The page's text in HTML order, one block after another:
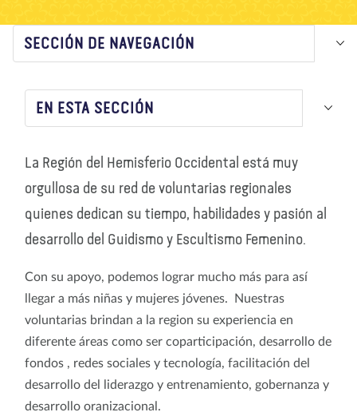
SECCIÓN DE NAVEGACIÓN
EN ESTA SECCIÓN
La Región del Hemisferio Occidental está muy
orgullosa de su red de voluntarias regionales
quienes dedican su tiempo, habilidades y pasión al
desarrollo del Guidismo y Escultismo Femenino.
Con su apoyo, podemos lograr mucho más para así
llegar a más niñas y mujeres jóvenes. Nuestras
voluntarias brindan a la region su experiencia en
diferente áreas como ser coparticipación, desarrollo de
fondos , redes sociales y tecnología, facilitación del
desarrollo del liderazgo y entrenamiento, gobernanza y
desarrollo oranizacional.